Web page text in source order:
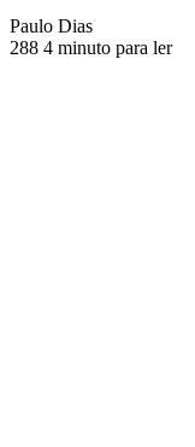
Paulo DiasSend
an
288 4 minuto para ler